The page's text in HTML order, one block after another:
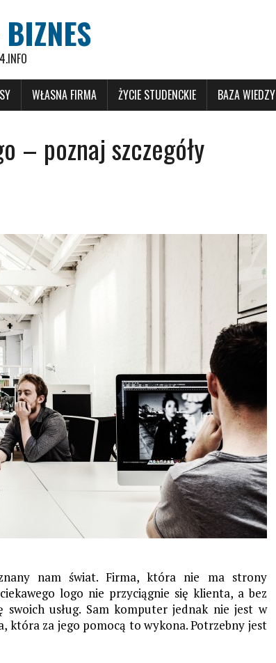
WŁASNA FIRMA ŻYCIE STUDENCKIE BAZA WIEDZY
– poznaj szczegóły
nam świat. Firma, która nie ma strony
logo nie przyciągnie się klienta, a bez
usług. Sam komputer jednak nie jest w
która za jego pomocą to wykona. Potrzebny jest